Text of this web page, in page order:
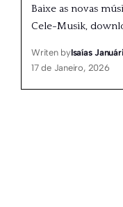
Baixe as novas
Cele-Musik,
Writen byIsaías
17 de Janeiro, 2026